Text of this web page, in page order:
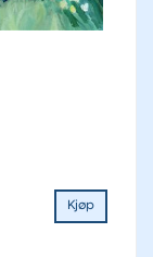
Kjøp